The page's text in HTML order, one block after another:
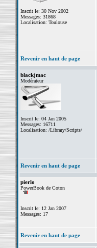
Inscrit le: 30 Nov 2002
Messages: 31868
Localisation: Toulouse
Revenir en haut de page
blackjmac
Modérateur
Inscrit le: 04 Jan 2005
Messages: 16711
Localisation: /Library/Scripts/
Revenir en haut de page
pierlo
PowerBook de Coton
Inscrit le: 12 Jan 2007
Messages: 17
Revenir en haut de page